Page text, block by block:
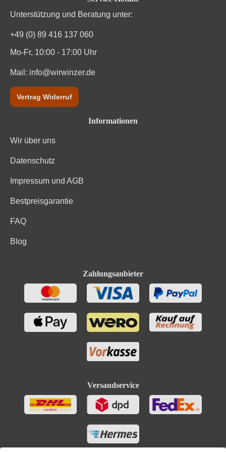
Weinart
Unterstützung und Beratung unter:
+49 (0) 89 416 137 060
Mo-Fr, 10:00 - 17:00 Uhr
Mail: info@wirwinzer.de
Vertrag Widerruf
Informationen
Wir über uns
Datenschutz
Impressum und AGB
Bestpreisgarantie
FAQ
Blog
Zahlungsanbieter
Versandservice